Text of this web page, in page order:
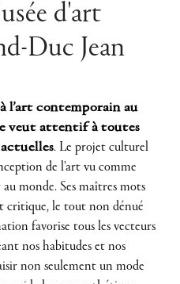
d'art
Duc Jean
l’art contemporain au
veut attentif à toutes
. Le projet culturel
de l’art vu comme
monde. Ses maîtres mots
critique, le tout non dénué
favorise tous les vecteurs
nos habitudes et nos
non seulement un mode